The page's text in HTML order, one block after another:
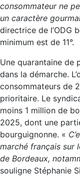
consommateur ne
un caractère
directrice de l’ODG
minimum est de 11°.
Une quarantaine de
dans la démarche.
consommateurs de
prioritaire. Le
moins 1 million de
2025, dont une
bourguignonne. «
marché français sur
de Bordeaux,
souligne Stéphanie